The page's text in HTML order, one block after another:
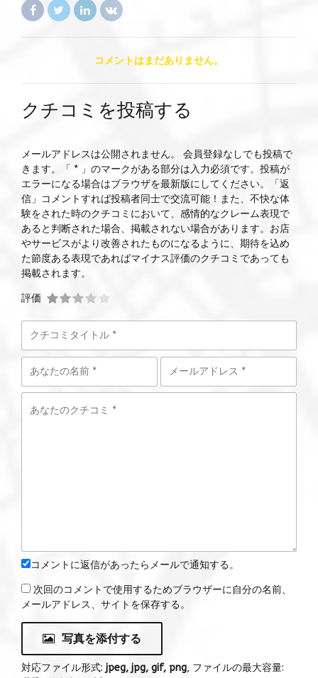
コメントはまだありません。
クチコミを投稿する
メールアドレスは公開されません。 会員登録なしでも投稿で
きます。「 * 」のマークがある部分は入力必須です。投稿が
エラーになる場合はブラウザを最新版にしてください。「返
信」コメントすれば投稿者同士で交流可能！また、不快な体
験をされた時のクチコミにおいて、感情的なクレーム表現で
あると判断された場合、掲載されない場合があります。お店
やサービスがより改善されたものになるように、期待を込め
た節度ある表現であればマイナス評価のクチコミであっても
掲載されます。
評価
コメントに返信があったらメールで通知する。
次回のコメントで使用するためブラウザーに自分の名前、
メールアドレス、サイトを保存する。
写真を添付する
対応ファイル形式: jpeg, jpg, gif, png, ファイルの最大容量: